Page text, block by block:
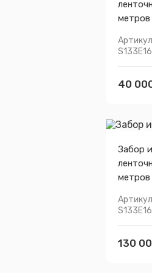
метров
40
Забор
метров
130